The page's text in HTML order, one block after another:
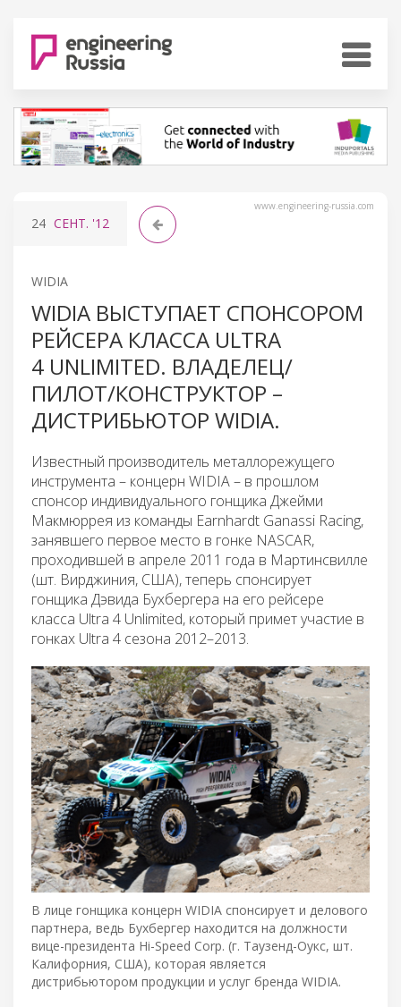
www.engineering-russia.com
24 СЕНТ. '12
WIDIA
WIDIA ВЫСТУПАЕТ СПОНСОРОМ
РЕЙСЕРА КЛАССА ULTRA
4 UNLIMITED. ВЛАДЕЛЕЦ/
ПИЛОТ/КОНСТРУКТОР –
ДИСТРИБЬЮТОР WIDIA.
Известный производитель металлорежущего
инструмента – концерн WIDIA – в прошлом
спонсор индивидуального гонщика Джейми
Макмюррея из команды Earnhardt Ganassi Racing,
занявшего первое место в гонке NASCAR,
проходившей в апреле 2011 года в Мартинсвилле
(шт. Вирджиния, США), теперь спонсирует
гонщика Дэвида Бухбергера на его рейсере
класса Ultra 4 Unlimited, который примет участие в
гонках Ultra 4 сезона 2012–2013.
В лице гонщика концерн WIDIA спонсирует и делового
партнера, ведь Бухбергер находится на должности
вице-президента Hi-Speed Corp. (г. Таузенд-Оукс, шт.
Калифорния, США), которая является
дистрибьютором продукции и услуг бренда WIDIA.